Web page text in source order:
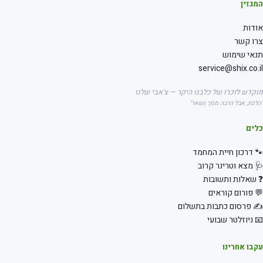
קשר
שימוש
לזכרו של כלבנו היקר — צ'אבי שלנו
אבל הרבה ממך נשאר"
דרכון חיית המחמד
מצא וטרינר קרוב
שאלות ותשובות
פורום קוראים
פרסום כתבות בתשלום
ניוזלטר שבועי
אחרינו